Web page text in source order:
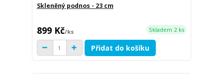
Skleněný podnos - 23 cm
899 Kč/ks Skladem 2 ks
Přidat do košíku